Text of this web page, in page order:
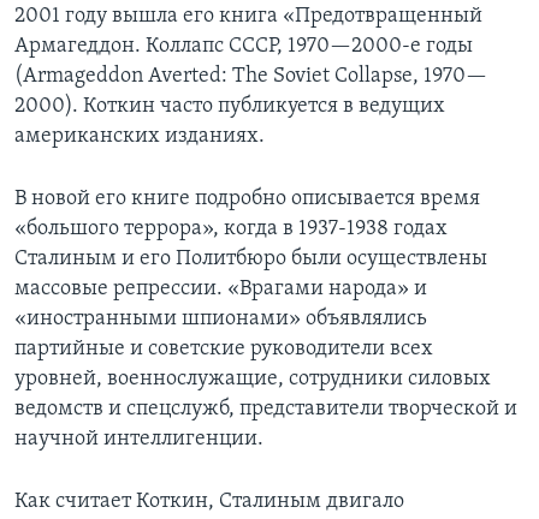
2001 году вышла его книга «Предотвращенный
Армагеддон. Коллапс СССР, 1970—2000-е годы
(Armageddon Averted: The Soviet Collapse, 1970—
2000). Коткин часто публикуется в ведущих
американских изданиях.
В новой его книге подробно описывается время
«большого террора», когда в 1937-1938 годах
Сталиным и его Политбюро были осуществлены
массовые репрессии. «Врагами народа» и
«иностранными шпионами» объявлялись
партийные и советские руководители всех
уровней, военнослужащие, сотрудники силовых
ведомств и спецслужб, представители творческой и
научной интеллигенции.
Как считает Коткин, Сталиным двигало